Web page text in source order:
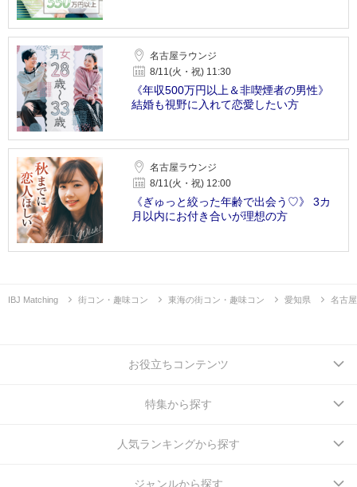
名古屋ラウンジ
8/11(火・祝) 11:30
《年収500万円以上＆非喫煙者の男性》
結婚も視野に入れて恋愛したい方
名古屋ラウンジ
8/11(火・祝) 12:00
《ぎゅっと絞った年齢で出会う♡》 3カ
月以内にお付き合いが理想の方
IBJ Matching 街コン・趣味コン 東海の街コン・趣味コン 愛知県 名古屋
お役立ちコンテンツ
特集から探す
人気ランキングから探す
ジャンルから探す